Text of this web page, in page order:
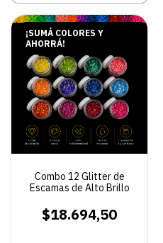
¡SUMÁ COLORES Y
AHORRÁ!
Combo 12 Glitter de
Escamas de Alto Brillo
$18.694,50